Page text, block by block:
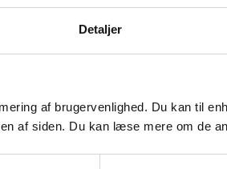
Detaljer
af brugervenlighed. Du kan til
af siden. Du kan læse mere om de